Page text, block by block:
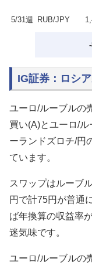
5/31週 RUB/JPY
IG証券：ロシ
ユーロ/ルーブルの
買い(A)とユーロ/
ーランドズロチ/円
ています。
スワップはルーブ
円で計75円が普通
ば年換算の収益率
迷気味です。
ユーロ/ルーブルの